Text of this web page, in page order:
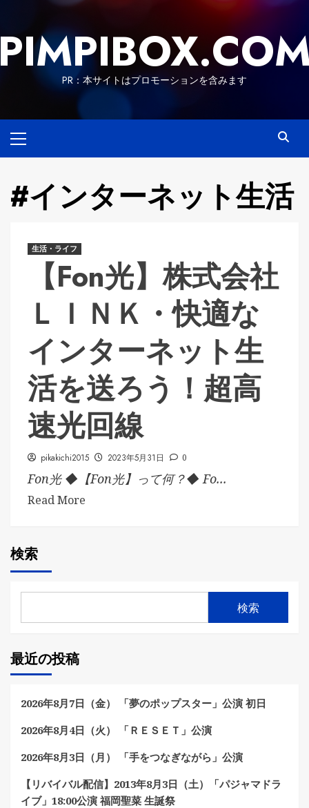
content
PR：本サイトはプロモーションを含みます
Menu
#インターネット生活
生活・ライフ
【Fon光】株式会社
ＬＩＮＫ・快適な
インターネット生
活を送ろう！超高
速光回線
pikakichi2015 2023年5月31日 0
Fon光 ◆【Fon光】って何？◆ Fo...
Read More
検索
検索
最近の投稿
2026年8月7日（金） 「夢のポップスター」公演 初日
2026年8月4日（火） 「ＲＥＳＥＴ」公演
2026年8月3日（月） 「手をつなぎながら」公演
【リバイバル配信】2013年8月3日（土）「パジャマドラ
イブ」18:00公演 福岡聖菜 生誕祭